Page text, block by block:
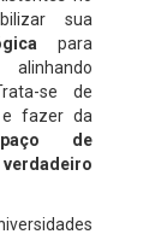
sua
para
se de
e fazer da
de